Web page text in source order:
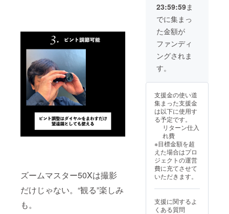
ズームマスター50Xは撮影
だけじゃない。“観る”楽しみ
も。
23:59:59ま
でに集まっ
た金額が
ファンディ
ングされま
す。
支援金の使い道
集まった支援金
は以下に使用す
る予定です。
リターン仕入
れ費
※目標金額を超
えた場合はプロ
ジェクトの運営
費に充てさせて
いただきます。
支援に関するよ
くある質問